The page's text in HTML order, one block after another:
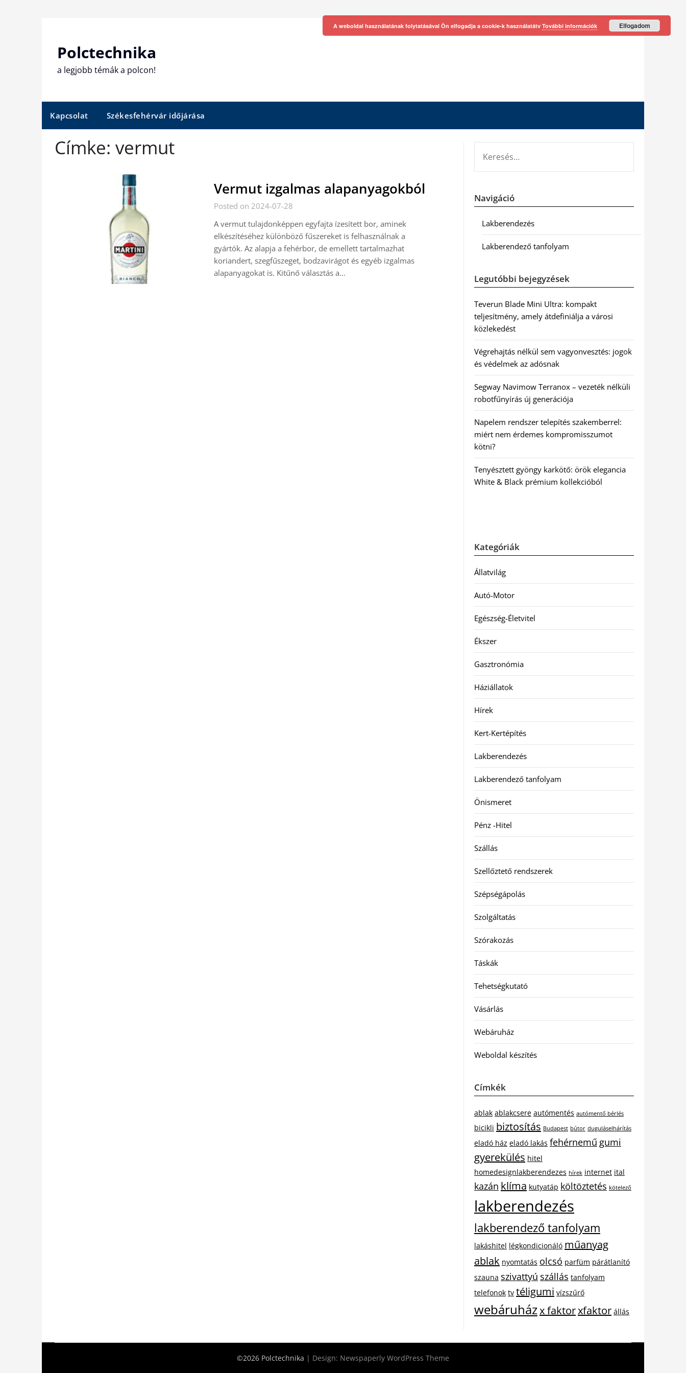
Polctechnika
a legjobb témák a polcon!
Kapcsolat Székesfehérvár időjárása
Címke: vermut
Vermut izgalmas alapanyagokból
Posted on 2024-07-28
A vermut tulajdonképpen egyfajta ízesített bor, aminek
elkészítéséhez különböző fűszereket is felhasználnak a
gyártók. Az alapja a fehérbor, de emellett tartalmazhat
koriandert, szegfűszeget, bodzavirágot és egyéb izgalmas
alapanyagokat is. Kitűnő választás a…
Navigáció
Lakberendezés
Lakberendező tanfolyam
Legutóbbi bejegyzések
Teverun Blade Mini Ultra: kompakt
teljesítmény, amely átdefiniálja a városi
közlekedést
Végrehajtás nélkül sem vagyonvesztés: jogok
és védelmek az adósnak
Segway Navimow Terranox – vezeték nélküli
robotfűnyírás új generációja
Napelem rendszer telepítés szakemberrel:
miért nem érdemes kompromisszumot
kötni?
Tenyésztett gyöngy karkötő: örök elegancia
White & Black prémium kollekcióból
Kategóriák
Állatvilág
Autó-Motor
Egészség-Életvitel
Ékszer
Gasztronómia
Háziállatok
Hírek
Kert-Kertépítés
Lakberendezés
Lakberendező tanfolyam
Önismeret
Pénz -Hitel
Szállás
Szellőztető rendszerek
Szépségápolás
Szolgáltatás
Szórakozás
Táskák
Tehetségkutató
Vásárlás
Webáruház
Weboldal készítés
Címkék
ablak ablakcsere autómentés autómentő bérlés
bicikli biztosítás Budapest bútor duguláselhárítás
eladó ház eladó lakás fehérnemű gumi
gyerekülés hitel
homedesignlakberendezes hírek internet ital
kazán klíma kutyatáp költöztetés kötelező
lakberendezés
lakberendező tanfolyam
lakáshitel légkondicionáló műanyag
ablak nyomtatás olcsó parfüm párátlanító
szauna szivattyú szállás tanfolyam
telefonok tv téligumi vízszűrő
webáruházx faktorxfaktor állás
©2026 Polctechnika | Design: Newspaperly WordPress Theme
A weboldal használatának folytatásával Ön elfogadja a cookie-k használatátv További információk Elfogadom